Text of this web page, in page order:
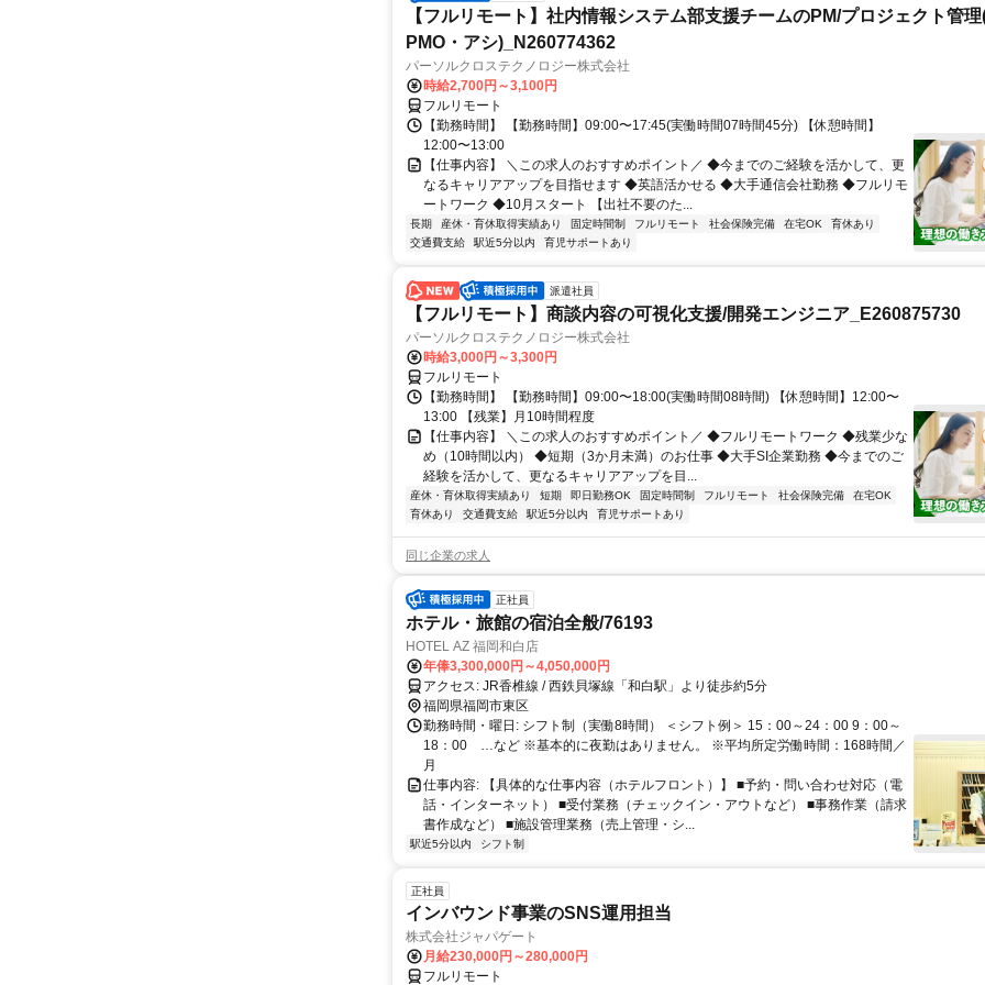
【フルリモート】社内情報システム部支援チームのPM/プロジェクト管
PMO・アシ)_N260774362
パーソルクロステクノロジー株式会社
時給2,700円～3,100円
フルリモート
【勤務時間】 【勤務時間】09:00〜17:45(実働時間07時間45分) 【休憩時間】
12:00〜13:00
【仕事内容】 ＼この求人のおすすめポイント／ ◆今までのご経験を活かして、更
なるキャリアアップを目指せます ◆英語活かせる ◆大手通信会社勤務 ◆フルリモ
ートワーク ◆10月スタート 【出社不要のた...
長期 産休・育休取得実績あり 固定時間制 フルリモート 社会保険完備 在宅OK
育休あり
交通費支給
駅近5分以内 育児サポートあり
派遣社員
【フルリモート】商談内容の可視化支援/開発エンジニア_E260875730
パーソルクロステクノロジー株式会社
時給3,000円～3,300円
フルリモート
【勤務時間】 【勤務時間】09:00〜18:00(実働時間08時間) 【休憩時間】12:00〜
13:00 【残業】月10時間程度
【仕事内容】 ＼この求人のおすすめポイント／ ◆フルリモートワーク ◆残業少な
め（10時間以内） ◆短期（3か月未満）のお仕事 ◆大手SI企業勤務 ◆今までのご
経験を活かして、更なるキャリアアップを目...
産休・育休取得実績あり 短期 即日勤務OK 固定時間制 フルリモート 社会保険完備
在宅OK
育休あり
交通費支給 駅近5分以内 育児サポートあり
同じ企業の求人
正社員
ホテル・旅館の宿泊全般/76193
HOTEL AZ 福岡和白店
年俸3,300,000円～4,050,000円
アクセス: JR香椎線 / 西鉄貝塚線「和白駅」より徒歩約5分
福岡県福岡市東区
勤務時間・曜日: シフト制（実働8時間） ＜シフト例＞ 15：00～24：00 9：00～
18：00 …など ※基本的に夜勤はありません。 ※平均所定労働時間：168時間／
月
仕事内容: 【具体的な仕事内容（ホテルフロント）】 ■予約・問い合わせ対応（電
話・インターネット） ■受付業務（チェックイン・アウトなど） ■事務作業（請求
書作成など） ■施設管理業務（売上管理・シ...
駅近5分以内 シフト制
正社員
インバウンド事業のSNS運用担当
株式会社ジャパゲート
月給230,000円～280,000円
フルリモート